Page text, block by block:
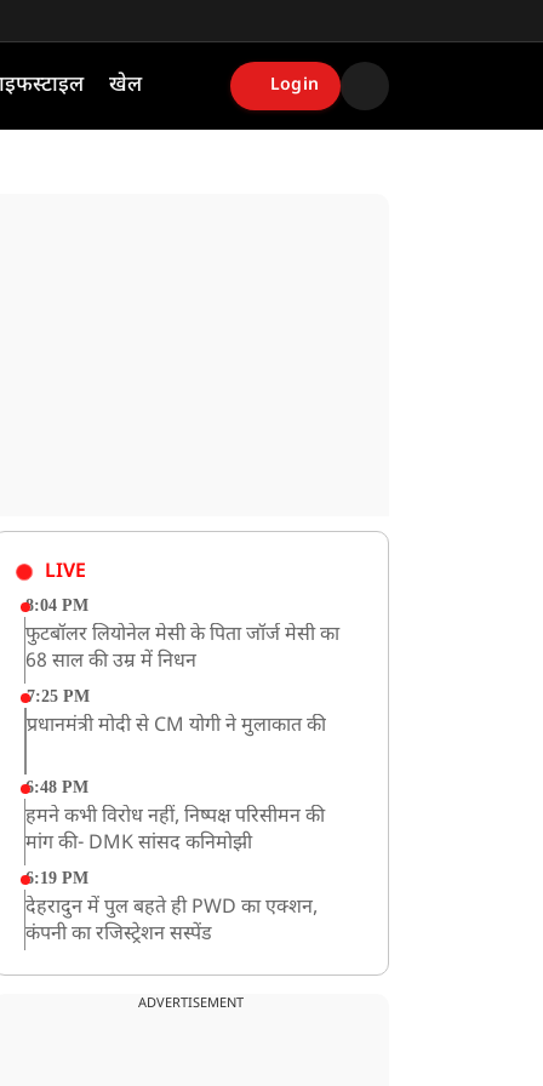
खेल Login
LIVE
8:04 PM
फुटबॉलर लियोनेल मेसी के पिता जॉर्ज मेसी का
68 साल की उम्र में निधन
7:25 PM
प्रधानमंत्री मोदी से CM योगी ने मुलाकात की
6:48 PM
हमने कभी विरोध नहीं, निष्पक्ष परिसीमन की
मांग की- DMK सांसद कनिमोझी
6:19 PM
देहरादुन में पुल बहते ही PWD का एक्शन,
कंपनी का रजिस्ट्रेशन सस्पेंड
खराब मौसम की चेतावनी के कारण अमरनाथ
ADVERTISEMENT